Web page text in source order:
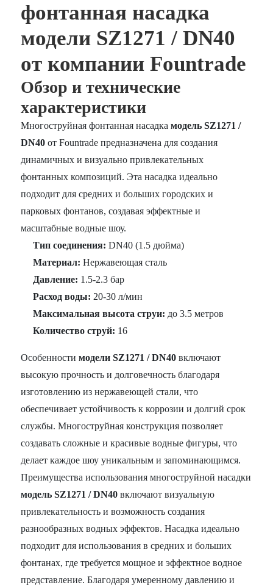
фонтанная насадка
модели SZ1271 / DN40
от компании Fountrade
Обзор и технические
характеристики
Многоструйная фонтанная насадкамодель SZ1271 /
DN40 от Fountrade предназначена для создания
динамичных и визуально привлекательных
фонтанных композиций. Эта насадка идеально
подходит для средних и больших городских и
парковых фонтанов, создавая эффектные и
масштабные водные шоу.
Тип соединения: DN40 (1.5 дюйма)
Материал: Нержавеющая сталь
Давление: 1.5-2.3 бар
Расход воды: 20-30 л/мин
Максимальная высота струи: до 3.5 метров
Количество струй: 16
Особенностимодели SZ1271 / DN40 включают
высокую прочность и долговечность благодаря
изготовлению из нержавеющей стали, что
обеспечивает устойчивость к коррозии и долгий срок
службы. Многоструйная конструкция позволяет
создавать сложные и красивые водные фигуры, что
делает каждое шоу уникальным и запоминающимся.
Преимущества использования многоструйной насадки
модель SZ1271 / DN40 включают визуальную
привлекательность и возможность создания
разнообразных водных эффектов. Насадка идеально
подходит для использования в средних и больших
фонтанах, где требуется мощное и эффектное водное
представление. Благодаря умеренному давлению и